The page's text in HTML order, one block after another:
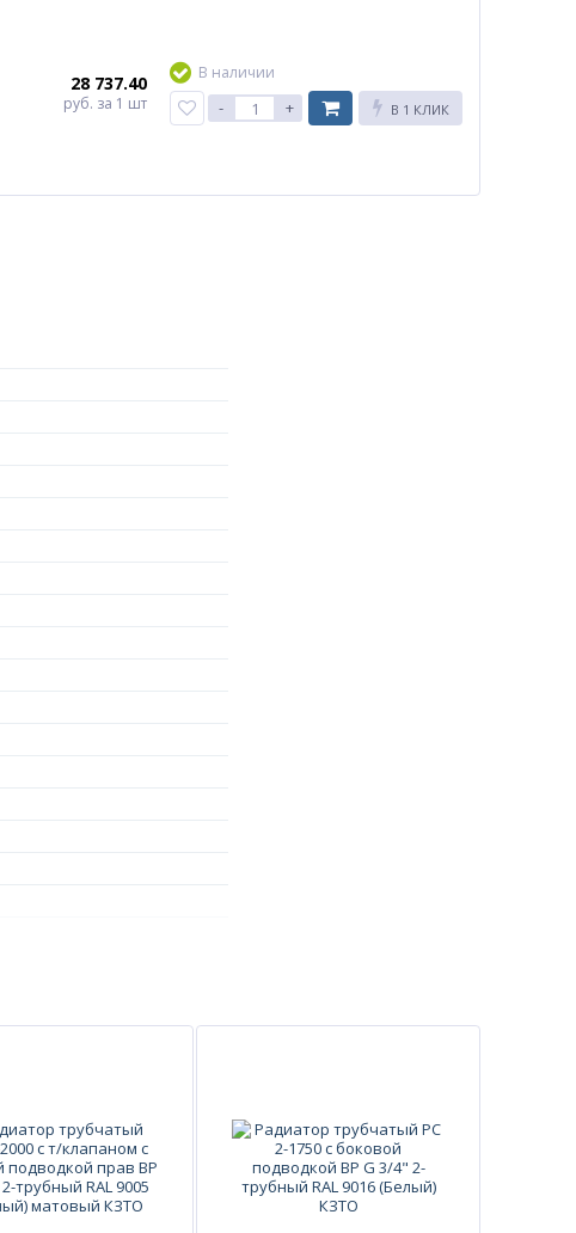
28 737.40
руб. за 1 шт
В наличии
- + В 1 КЛИК